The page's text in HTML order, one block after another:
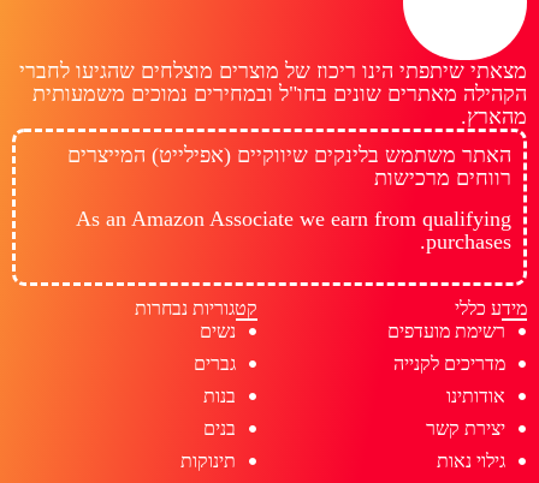
מצאתי שיתפתי הינו ריכוז של מוצרים מוצלחים שהגיעו לחברי
הקהילה מאתרים שונים בחו"ל ובמחירים נמוכים משמעותית
מהארץ.
האתר משתמש בלינקים שיווקיים (אפילייט) המייצרים
רווחים מרכישות
As an Amazon Associate we earn from qualifying
purchases.
מידע כללי
רשימת מועדפים
מדריכים לקנייה
אודותינו
יצירת קשר
גילוי נאות
קטגוריות נבחרות
נשים
גברים
בנות
בנים
תינוקות